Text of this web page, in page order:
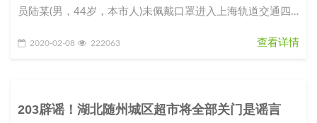
员陆某(男，44岁，本市人)未佩戴口罩进入上海轨道交通四
2020-02-08 222063 查看详情
203辟谣！湖北随州城区超市将全部关门是谣言